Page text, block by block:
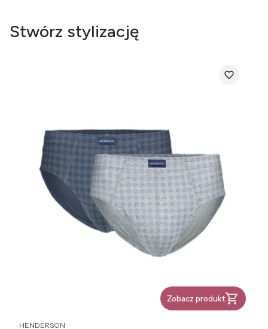
Stwórz stylizację
Zobacz produkt
PRODUCENT
HENDERSON